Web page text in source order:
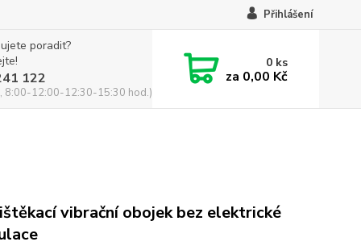
Přihlášení
poradit?
122
8:00-12:00-12:30-15:30 hod.)
0 ks
za 0,00 Kč
vibrační obojek bez elektrické